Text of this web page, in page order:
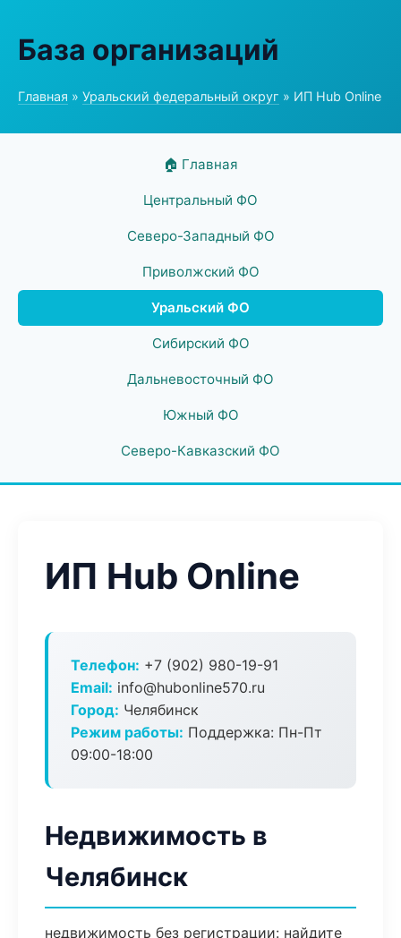
База организаций
Главная » Уральский федеральный округ » ИП Hub Online
🏠 Главная
Центральный ФО
Северо-Западный ФО
Приволжский ФО
Уральский ФО
Сибирский ФО
Дальневосточный ФО
Южный ФО
Северо-Кавказский ФО
ИП Hub Online
Телефон: +7 (902) 980-19-91
Email: info@hubonline570.ru
Город: Челябинск
Режим работы: Поддержка: Пн-Пт
09:00-18:00
Недвижимость в
Челябинск
недвижимость без регистрации: найдите